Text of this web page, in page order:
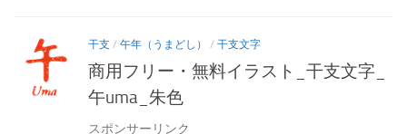
干支 / 午年（うまどし） / 干支文字
商用フリー・無料イラスト_干支文字_
午uma_朱色
スポンサーリンク